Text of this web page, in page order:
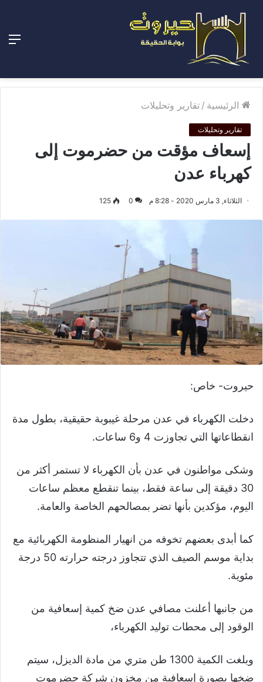
الرئيسية / تقارير وتحليلات
تقارير وتحليلات
إسعاف مؤقت من حضرموت إلى
كهرباء عدن
الثلاثاء, 3 مارس 2020 - 8:28 م 0
125
حيروت- خاص:
دخلت الكهرباء في عدن مرحلة غيبوبة حقيقية، بطول مدة
انقطاعاتها التي تجاوزت 4 و6 ساعات.
وشكى مواطنون في عدن بأن الكهرباء لا تستمر أكثر من
30 دقيقة إلى ساعة فقط، بينما تنقطع معظم ساعات
اليوم، مؤكدين بأنها تضر بمصالحهم الخاصة والعامة.
كما أبدى بعضهم تخوفه من انهيار المنظومة الكهربائية مع
بداية موسم الصيف الذي تتجاوز درجته حرارته 50 درجة
مئوية.
من جانبها أعلنت مصافي عدن ضخ كمية إسعافية من
الوقود إلى محطات توليد الكهرباء،
وبلغت الكمية 1300 طن متري من مادة الديزل، سيتم
ضخها بصورة إسعافية من مخزون شركة حضرموت